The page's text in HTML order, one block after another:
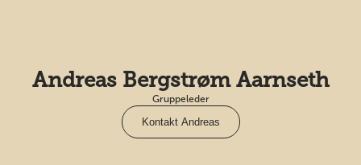
Andreas Bergstrøm Aarnseth
Gruppeleder
Kontakt Andreas